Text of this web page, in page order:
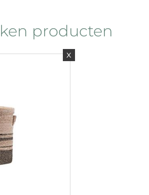
producten
x